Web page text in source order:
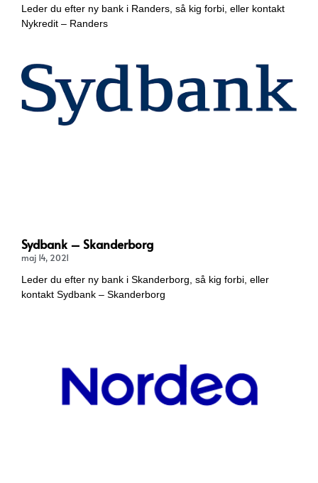
Leder du efter ny bank i Randers, så kig forbi, eller kontakt
Nykredit – Randers
Sydbank – Skanderborg
maj 14, 2021
Leder du efter ny bank i Skanderborg, så kig forbi, eller
kontakt Sydbank – Skanderborg